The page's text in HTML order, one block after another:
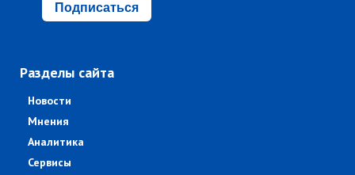
Подписаться
Разделы сайта
Новости
Мнения
Аналитика
Сервисы